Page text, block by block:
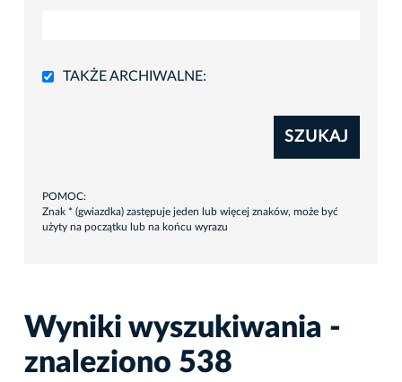
TAKŻE ARCHIWALNE:
SZUKAJ
POMOC:
Znak * (gwiazdka) zastępuje jeden lub więcej znaków, może być
użyty na początku lub na końcu wyrazu
Wyniki wyszukiwania -
znaleziono 538